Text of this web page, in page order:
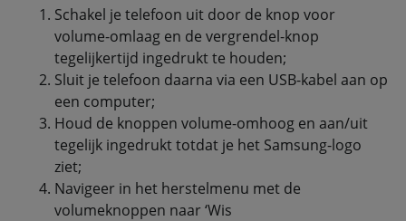
Schakel je telefoon uit door de knop voor
volume-omlaag en de vergrendel-knop
tegelijkertijd ingedrukt te houden;
Sluit je telefoon daarna via een USB-kabel aan op
een computer;
Houd de knoppen volume-omhoog en aan/uit
tegelijk ingedrukt totdat je het Samsung-logo
ziet;
Navigeer in het herstelmenu met de
volumeknoppen naar ‘Wis